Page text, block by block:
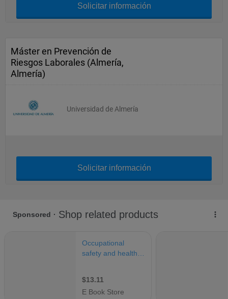
Solicitar información
Máster en Prevención de
Riesgos Laborales (Almería,
Almería)
Universidad de Almería
Solicitar información